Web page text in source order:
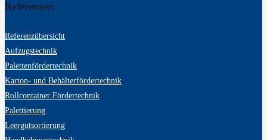
Referenzen
Referenzübersicht
Aufzugstechnik
Palettenfördertechnik
Karton- und Behälterfördertechnik
Rollcontainer Fördertechnik
Palettierung
Leergutsortierung